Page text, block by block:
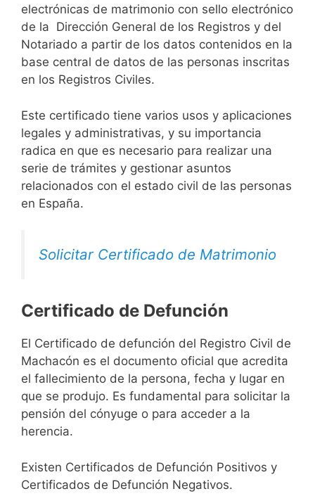
electrónicas de matrimonio con sello electrónico
de la Dirección General de los Registros y del
Notariado a partir de los datos contenidos en la
base central de datos de las personas inscritas
en los Registros Civiles.
Este certificado tiene varios usos y aplicaciones
legales y administrativas, y su importancia
radica en que es necesario para realizar una
serie de trámites y gestionar asuntos
relacionados con el estado civil de las personas
en España.
Solicitar Certificado de Matrimonio
Certificado de Defunción
El Certificado de defunción del Registro Civil de
Machacón es el documento oficial que acredita
el fallecimiento de la persona, fecha y lugar en
que se produjo. Es fundamental para solicitar la
pensión del cónyuge o para acceder a la
herencia.
Existen Certificados de Defunción Positivos y
Certificados de Defunción Negativos.